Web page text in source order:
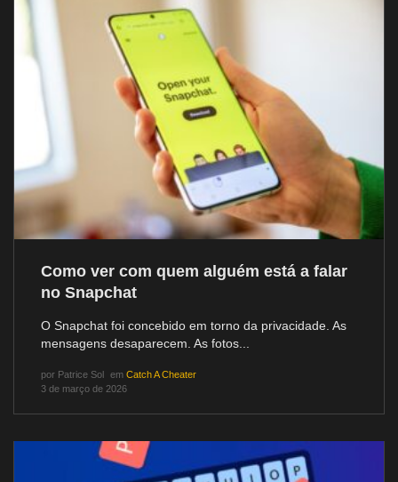
Como ver com quem alguém está a falar
no Snapchat
O Snapchat foi concebido em torno da privacidade. As
mensagens desaparecem. As fotos...
por Patrice Sol em Catch A Cheater
3 de março de 2026